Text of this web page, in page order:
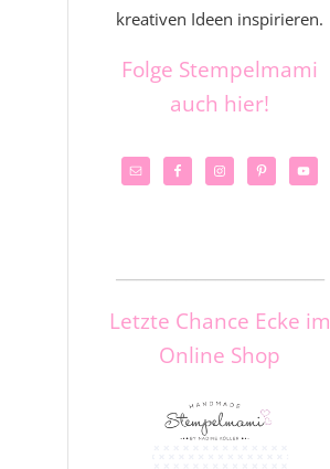
kreativen Ideen inspirieren.
Folge Stempelmami
auch hier!
Letzte Chance Ecke im
Online Shop